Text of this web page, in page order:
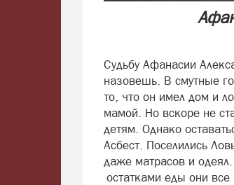
Судьбу Афанасии
назовешь. В смутные
то, что он имел дом и
мамой. Но вскоре не
детям. Однако
Асбест. Поселились
даже матрасов и одеял.
остатками еды они